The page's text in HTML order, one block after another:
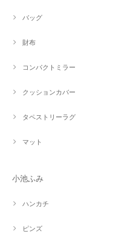
バッグ
財布
コンパクトミラー
クッションカバー
タペストリーラグ
マット
小池ふみ
ハンカチ
ピンズ